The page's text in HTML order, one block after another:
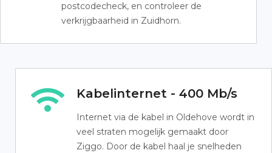
postcodecheck, en controleer de
verkrijgbaarheid in Zuidhorn.
Kabelinternet - 400 Mb/s
Internet via de kabel in Oldehove wordt in
veel straten mogelijk gemaakt door
Ziggo. Door de kabel haal je snelheden